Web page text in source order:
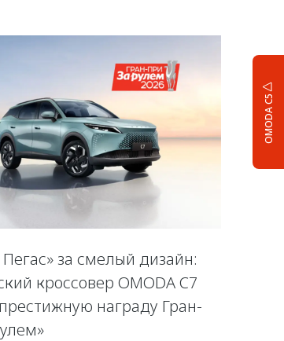
OMODA C5
Пегас» за смелый дизайн:
кроссовер OMODA C7
награду Гран-